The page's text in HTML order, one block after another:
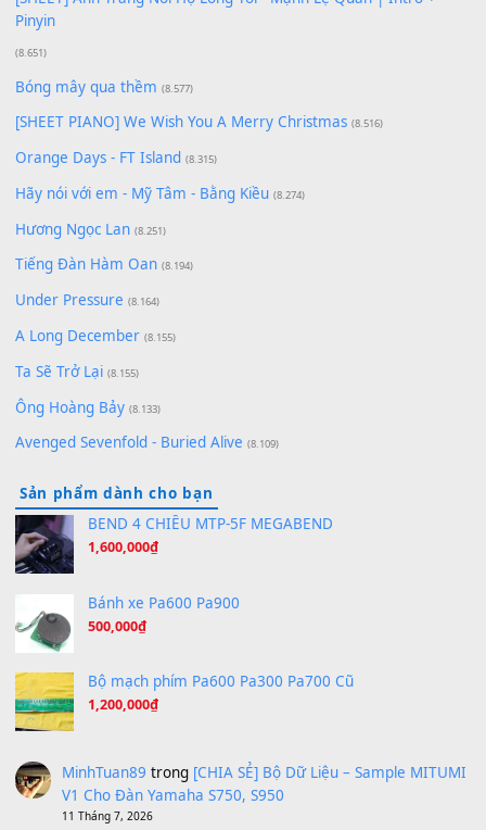
Có Em Đời Bỗng Vui
Cơn Mơ Băng Giá
Chờ một tiếng yêu (8.991)
Lãng Quên Chiều Thu | Anh không muốn ra đi | Qí shí bù
zǒu - 其实不想走
(8.929)
[SHEET] Ánh Trăng Nói Hộ Lòng Tôi - Mạnh Lệ Quân | Intro +
Pinyin
(8.651)
Bóng mây qua thềm
[SHEET PIANO] We Wish You A Merry Christmas
Orange Days - FT Island
Hãy nói với em - Mỹ Tâm - Bằng Kiều
Hương Ngọc Lan (8.251)
Tiếng Đàn Hàm Oan (8.194)
Under Pressure
A Long December (8.155)
Ta Sẽ Trở Lại
Ông Hoàng Bảy (8.133)
Avenged Sevenfold - Buried Alive
Sản phẩm dành cho bạn
BEND 4 CHIỀU MTP-5F MEGABEND